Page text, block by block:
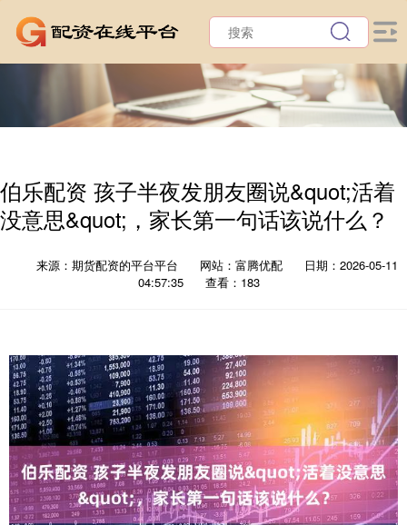
伯乐配资 孩子半夜发朋友圈说&quot;活着
没意思&quot;，家长第一句话该说什么？
来源：期货配资的平台平台 网站：富腾优配
日期：2026-05-11
04:57:35
查看：183